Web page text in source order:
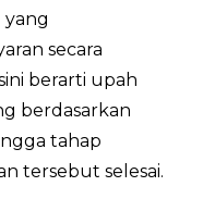
secara
berarti upah
berdasarkan
tahap
tersebut selesai.